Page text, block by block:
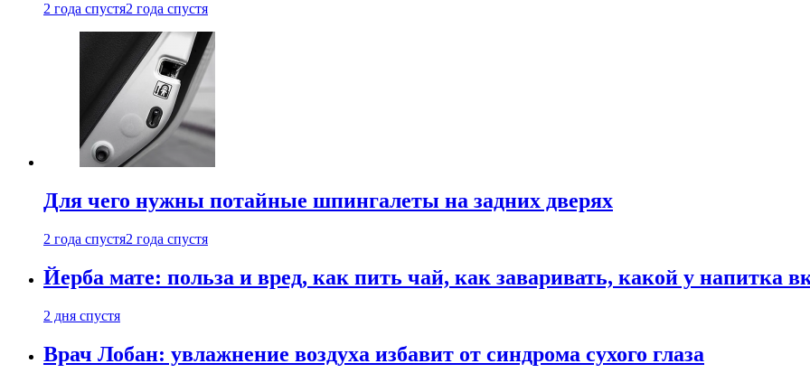
2 года спустя2 года спустя
Для чего нужны потайные шпингалеты на задних дверях
2 года спустя2 года спустя
Йерба мате: польза и вред, как пить чай, как заваривать, какой у напитка
2 дня спустя
Врач Лобан: увлажнение воздуха избавит от синдрома сухого глаза